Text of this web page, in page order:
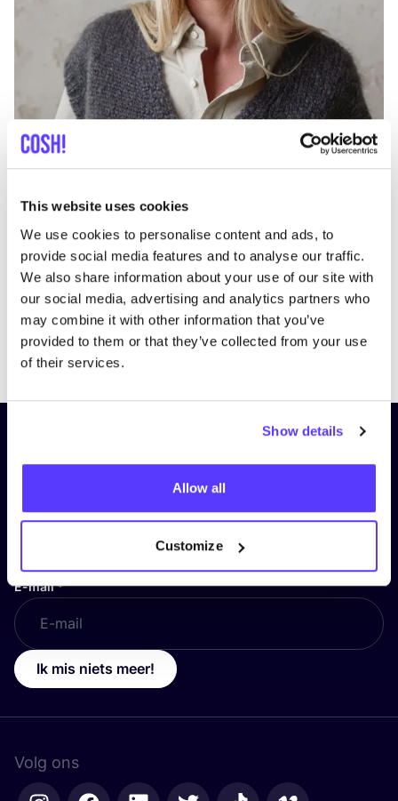
This website uses cookies
We use cookies to personalise content and ads, to
provide social media features and to analyse our traffic.
We also share information about your use of our site with
our social media, advertising and analytics partners who
may combine it with other information that you’ve
provided to them or that they’ve collected from your use
of their services.
Show details
Allow all
Customize
PreviousNext
Schrijf je in op onze nieuwsbrief
en blijf op de hoogte!
Voornaam*
E-mail*
Ik mis niets meer!
Volg ons